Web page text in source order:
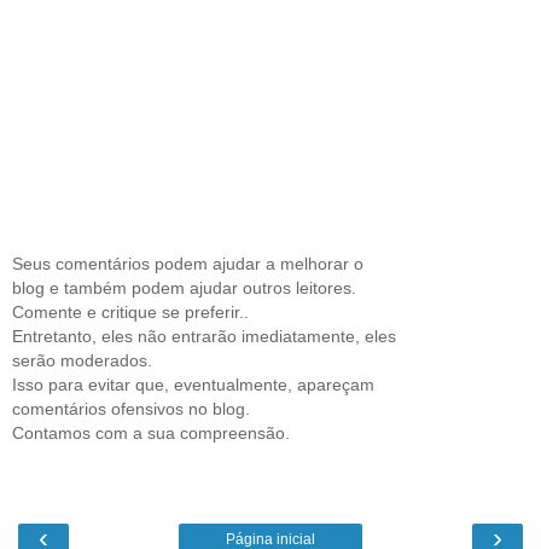
Seus comentários podem ajudar a melhorar o
blog e também podem ajudar outros leitores.
Comente e critique se preferir..
Entretanto, eles não entrarão imediatamente, eles
serão moderados.
Isso para evitar que, eventualmente, apareçam
comentários ofensivos no blog.
Contamos com a sua compreensão.
‹ ›
Página inicial